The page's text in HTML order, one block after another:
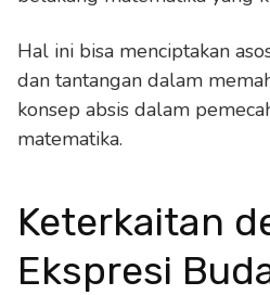
Hal ini bisa menciptakan
dan tantangan dalam
konsep absis dalam
matematika.
Keterkaitan
Ekspresi